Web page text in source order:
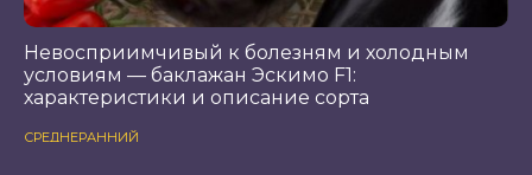
Невосприимчивый к болезням и холодным
условиям — баклажан Эскимо F1:
характеристики и описание сорта
СРЕДНЕРАННИЙ